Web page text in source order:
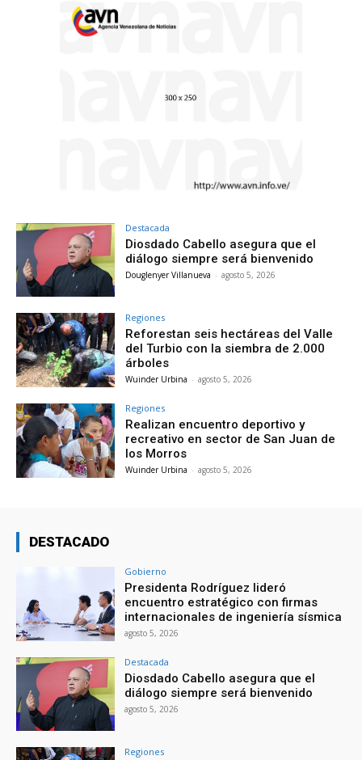
Destacada
Diosdado Cabello asegura que el
diálogo siempre será bienvenido
Douglenyer Villanueva - agosto 5, 2026
Regiones
Reforestan seis hectáreas del Valle
del Turbio con la siembra de 2.000
árboles
Wuinder Urbina - agosto 5, 2026
Regiones
Realizan encuentro deportivo y
recreativo en sector de San Juan de
los Morros
Wuinder Urbina - agosto 5, 2026
DESTACADO
Gobierno
Presidenta Rodríguez lideró
encuentro estratégico con firmas
internacionales de ingeniería sísmica
agosto 5, 2026
Destacada
Diosdado Cabello asegura que el
diálogo siempre será bienvenido
agosto 5, 2026
Regiones